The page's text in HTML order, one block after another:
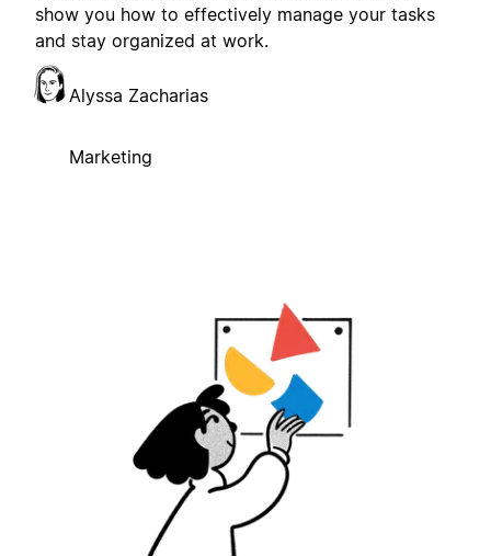
show you how to effectively manage your tasks
and stay organized at work.
Alyssa Zacharias
Marketing